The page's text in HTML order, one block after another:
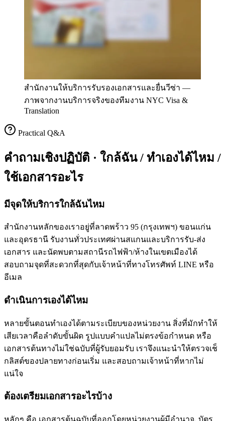
สำนักงานให้บริการรับรองเอกสารและยื่นวีซ่า —
ภาพจากงานบริการจริงของทีมงาน NYC Visa &
Translation
Practical Q&A
คำถามเชิงปฏิบัติ · ใกล้ฉัน / ทำเองได้ไหม /
ใช้เอกสารอะไร
มีจุดให้บริการใกล้ฉันไหม
สำนักงานหลักของเราอยู่ที่ลาดพร้าว 95 (กรุงเทพฯ) ขอนแก่น
และอุดรธานี รับงานทั่วประเทศผ่านสแกนและบริการรับ-ส่ง
เอกสาร และนัดพบตามสถานีรถไฟฟ้า/ห้างในเขตเมืองได้
สอบถามจุดที่สะดวกที่สุดกับเจ้าหน้าที่ทางโทรศัพท์ LINE หรือ
อีเมล
ดำเนินการเองได้ไหม
หลายขั้นตอนทำเองได้ตามระเบียบของหน่วยงาน สิ่งที่มักทำให้
เสียเวลาคือลำดับขั้นผิด รูปแบบคำแปลไม่ตรงข้อกำหนด หรือ
เอกสารต้นทางไม่ใช่ฉบับที่ผู้รับยอมรับ เราจึงแนะนำให้ตรวจเช็
กลิสต์ของปลายทางก่อนเริ่ม และสอบถามเจ้าหน้าที่หากไม่
แน่ใจ
ต้องเตรียมเอกสารอะไรบ้าง